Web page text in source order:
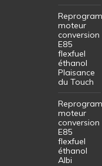
moteur
conversion
E85
flexfuel
éthanol
Plaisance
du Touch
moteur
conversion
E85
flexfuel
éthanol
Albi